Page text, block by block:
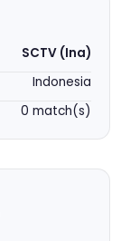
SCTV (Ina)
Indonesia
0 match(s)